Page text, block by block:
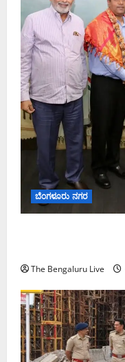
ಬೆಂಗಳೂರು ನಗರ
The Bengaluru Live